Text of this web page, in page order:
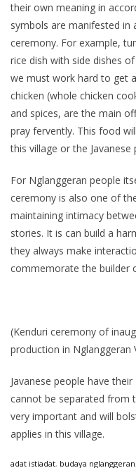
their own meaning in
symbols are manifested
ceremony. For example,
rice dish with side dishes
we must work hard to get
chicken (whole chicken
and spices, are the main
pray fervently. This food
this village or the
For Nglanggeran people
ceremony is also one of
maintaining intimacy
stories. It is can build a
they always make
commemorate the builder
(Kenduri ceremony of
production in Nglanggeran
Javanese people have
cannot be separated from
very important and will
applies in this village.
adat istiadat, budaya nglanggeran